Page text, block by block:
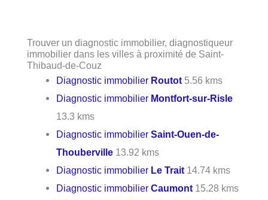
Trouver un diagnostic immobilier, diagnostiqueur
immobilier dans les villes à proximité de Saint-
Thibaud-de-Couz
Diagnostic immobilier Routot 5.56 kms
Diagnostic immobilier Montfort-sur-Risle
13.3 kms
Diagnostic immobilierSaint-Ouen-de-
Thouberville 13.92 kms
Diagnostic immobilier Le Trait 14.74 kms
Diagnostic immobilierCaumont 15.28 kms